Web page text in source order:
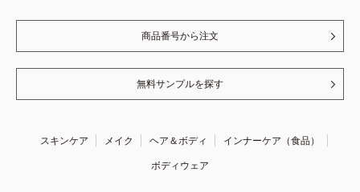
商品番号から注文
無料サンプルを探す
スキンケア メイク ヘア＆ボディ
インナーケア（食品）
ボディウェア